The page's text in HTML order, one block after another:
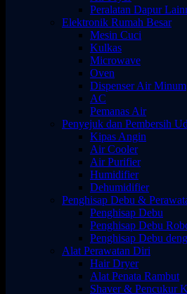
Peralatan Dapur
Elektronik Rumah Besar
Mesin Cuci
Kulkas
Microwave
Oven
Dispenser Air Minum
AC
Pemanas Air
Penyejuk dan Pembersih
Kipas Angin
Air Cooler
Air Purifier
Humidifier
Dehumidifier
Penghisap Debu &
Penghisap Debu
Penghisap Debu
Penghisap Debu
Alat Perawatan Diri
Hair Dryer
Alat Penata Rambut
Shaver & Pencukur